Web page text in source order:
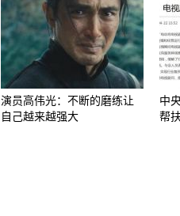
演员高伟光：不断的磨练让
自己越来越强大
中
帮